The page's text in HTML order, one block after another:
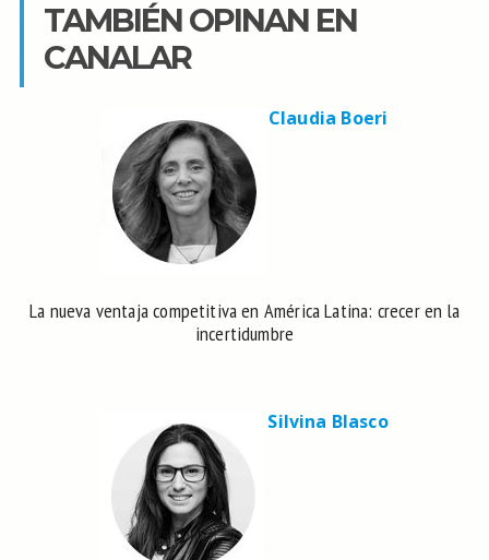
TAMBIÉN OPINAN EN
CANALAR
Claudia Boeri
La nueva ventaja competitiva en América Latina: crecer en la
incertidumbre
Silvina Blasco